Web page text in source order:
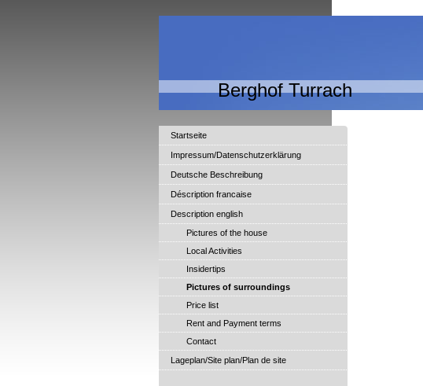
Berghof Turrach
Startseite
Impressum/Datenschutzerklärung
Deutsche Beschreibung
Déscription francaise
Description english
Pictures of the house
Local Activities
Insidertips
Pictures of surroundings
Price list
Rent and Payment terms
Contact
Lageplan/Site plan/Plan de site